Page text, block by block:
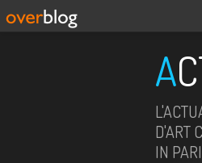
D'ART
IN